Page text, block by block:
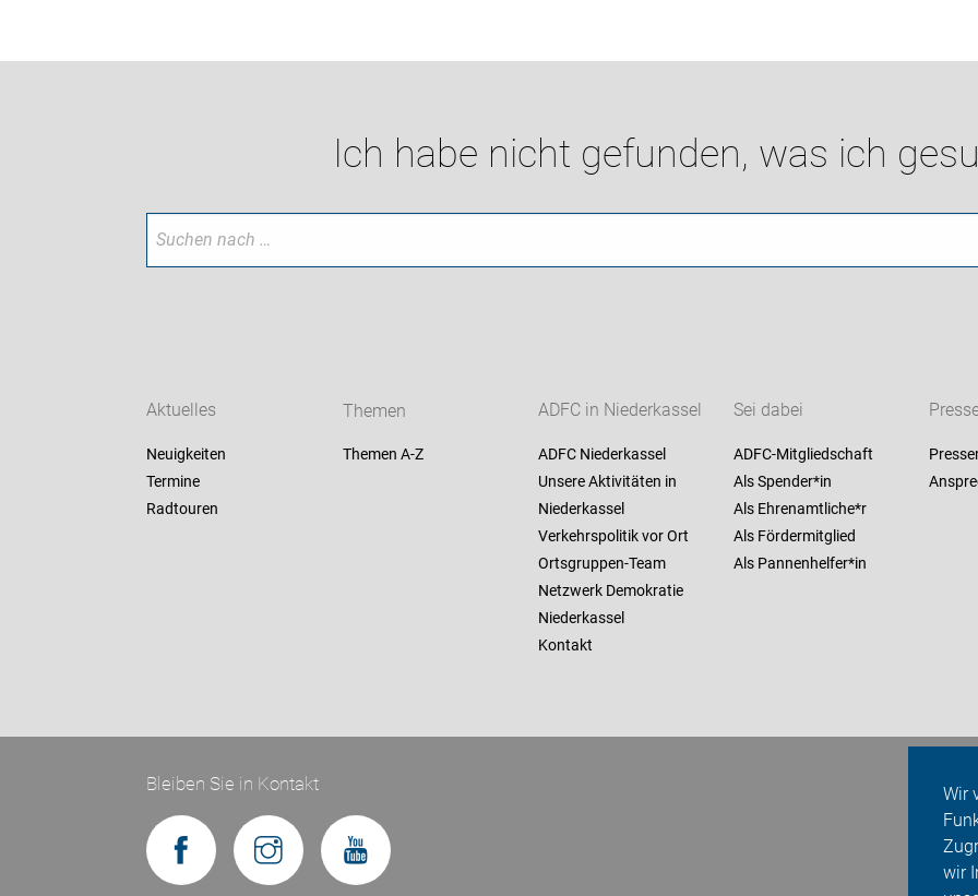
Wir
wir
Ich habe nicht gefunden, was ich
Aktuelles
Neuigkeiten
Termine
Radtouren
Themen
Themen A-Z
ADFC in Niederkassel
ADFC Niederkassel
Unsere Aktivitäten in
Niederkassel
Verkehrspolitik vor Ort
Ortsgruppen-Team
Netzwerk Demokratie
Niederkassel
Kontakt
Sei dabei
ADFC-Mitgliedschaft
Als Spender*in
Als Ehrenamtliche*r
Als Fördermitglied
Als Pannenhelfer*in
Bleiben Sie in Kontakt